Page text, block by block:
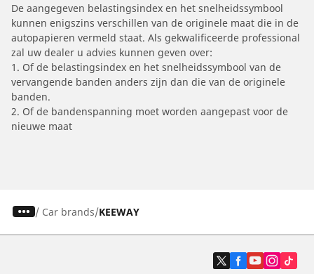
De aangegeven belastingsindex en het snelheidssymbool
kunnen enigszins verschillen van de originele maat die in de
autopapieren vermeld staat. Als gekwalificeerde professional
zal uw dealer u advies kunnen geven over:
1. Of de belastingsindex en het snelheidssymbool van de
vervangende banden anders zijn dan die van de originele
banden.
2. Of de bandenspanning moet worden aangepast voor de
nieuwe maat
/ Car brands KEEWAY